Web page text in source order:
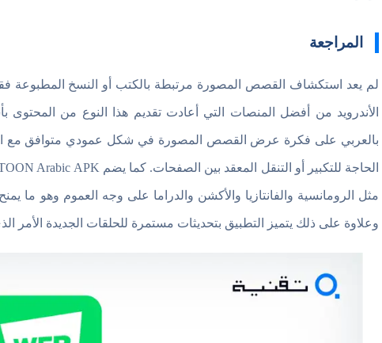
المراجعة
الأندرويد من أفضل المنصات التي أعادت تقديم هذا النوع من
بالعربي على فكرة عرض القصص المصورة في شكل عمودي متوافق مع
مثل الرومانسية والفانتازيا والأكشن والدراما على وجه العموم وهو ما
وعلاوة على ذلك يتميز التطبيق بتحديثات مستمرة للحلقات الجديدة